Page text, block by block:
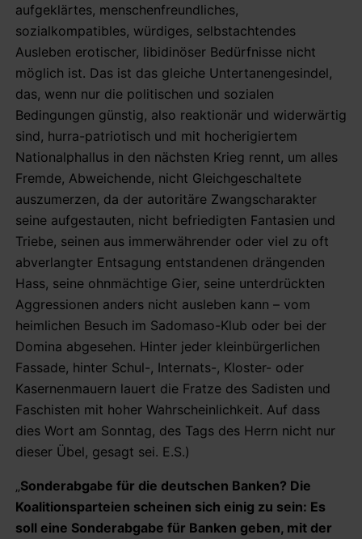
aufgeklärtes, menschenfreundliches,
sozialkompatibles, würdiges, selbstachtendes
Ausleben erotischer, libidinöser Bedürfnisse nicht
möglich ist. Das ist das gleiche Untertanengesindel,
das, wenn nur die politischen und sozialen
Bedingungen günstig, also reaktionär und widerwärtig
sind, hurra-patriotisch und mit hocherigiertem
Nationalphallus in den nächsten Krieg rennt, um alles
Fremde, Abweichende, nicht Gleichgeschaltete
auszumerzen, da der autoritäre Zwangscharakter
seine aufgestauten, nicht befriedigten Fantasien und
Triebe, seinen aus immerwährender oder viel zu oft
abverlangter Entsagung entstandenen drängenden
Hass, seine ohnmächtige Gier, seine unterdrückten
Aggressionen anders nicht ausleben kann – vom
heimlichen Besuch im Sadomaso-Klub oder bei der
Domina abgesehen. Hinter jeder kleinbürgerlichen
Fassade, hinter Schul-, Internats-, Kloster- oder
Kasernenmauern lauert die Fratze des Sadisten und
Faschisten mit hoher Wahrscheinlichkeit. Auf dass
dies Wort am Sonntag, des Tags des Herrn nicht nur
dieser Übel, gesagt sei. E.S.)
„Sonderabgabe für die deutschen Banken? Die
Koalitionsparteien scheinen sich einig zu sein: Es
soll eine Sonderabgabe für Banken geben, mit der